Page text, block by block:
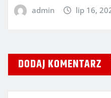
admin lip 16,
DODAJ KOMENTARZ